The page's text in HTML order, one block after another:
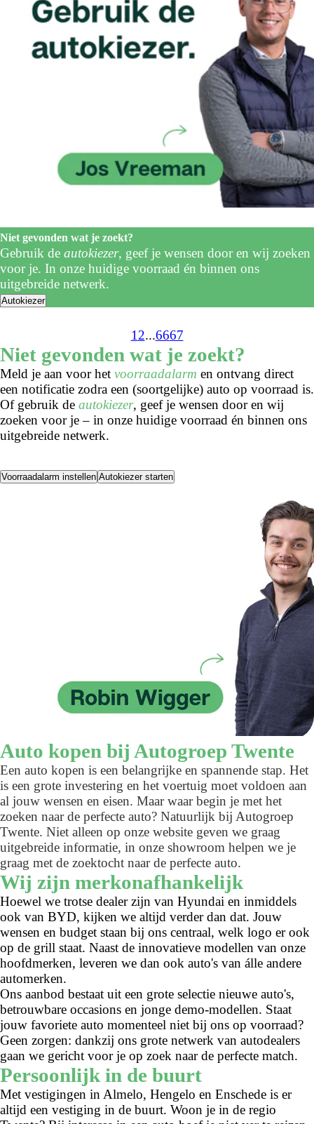
Niet gevonden wat je zoekt?
Gebruik de autokiezer, geef je wensen door en wij zoeken
voor je. In onze huidige voorraad én binnen ons
uitgebreide netwerk.
Autokiezer
1 2...6667
Niet gevonden wat je zoekt?
Meld je aan voor het voorraadalarm en ontvang direct
een notificatie zodra een (soortgelijke) auto op voorraad is.
Of gebruik de autokiezer, geef je wensen door en wij
zoeken voor je – in onze huidige voorraad én binnen ons
uitgebreide netwerk.
Voorraadalarm instellen Autokiezer starten
Auto kopen bij Autogroep Twente
Een auto kopen is een belangrijke en spannende stap. Het
is een grote investering en het voertuig moet voldoen aan
al jouw wensen en eisen. Maar waar begin je met het
zoeken naar de perfecte auto? Natuurlijk bij Autogroep
Twente. Niet alleen op onze website geven we graag
uitgebreide informatie, in onze showroom helpen we je
graag met de zoektocht naar de perfecte auto.
Wij zijn merkonafhankelijk
Hoewel we trotse dealer zijn van Hyundai en inmiddels
ook van BYD, kijken we altijd verder dan dat. Jouw
wensen en budget staan bij ons centraal, welk logo er ook
op de grill staat. Naast de innovatieve modellen van onze
hoofdmerken, leveren we dan ook auto's van álle andere
automerken.
Ons aanbod bestaat uit een grote selectie nieuwe auto's,
betrouwbare occasions en jonge demo-modellen. Staat
jouw favoriete auto momenteel niet bij ons op voorraad?
Geen zorgen: dankzij ons grote netwerk van autodealers
gaan we gericht voor je op zoek naar de perfecte match.
Persoonlijk in de buurt
Met vestigingen in Almelo, Hengelo en Enschede is er
altijd een vestiging in de buurt. Woon je in de regio